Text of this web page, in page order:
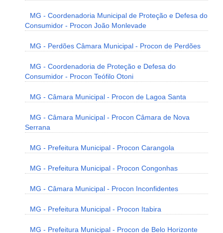
MG - Coordenadoria Municipal de Proteção e Defesa do
Consumidor - Procon João Monlevade
MG - Perdões Câmara Municipal - Procon de Perdões
MG - Coordenadoria de Proteção e Defesa do
Consumidor - Procon Teófilo Otoni
MG - Câmara Municipal - Procon de Lagoa Santa
MG - Câmara Municipal - Procon Câmara de Nova
Serrana
MG - Prefeitura Municipal - Procon Carangola
MG - Prefeitura Municipal - Procon Congonhas
MG - Câmara Municipal - Procon Inconfidentes
MG - Prefeitura Municipal - Procon Itabira
MG - Prefeitura Municipal - Procon de Belo Horizonte